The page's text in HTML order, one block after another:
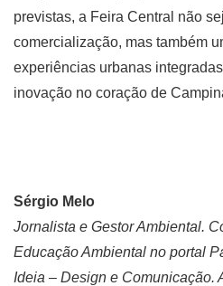
previstas, a Feira Central não
comercialização, mas também
experiências urbanas
inovação no coração de
Sérgio Melo
Jornalista e Gestor Ambiental.
Educação Ambiental no portal
Ideia – Design e Comunicação.